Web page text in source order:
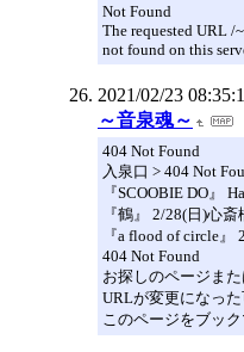
Not Found
The requested URL /
not found on this
2021/02/23
～音泉魂～
404 Not Found
入泉口 > 404 Not
『SCOOBIE DO』
『鶴』 2/28(日)心
『a flood of circle』
404 Not Found
お探しのページま
URLが変更になった
このページをブッ